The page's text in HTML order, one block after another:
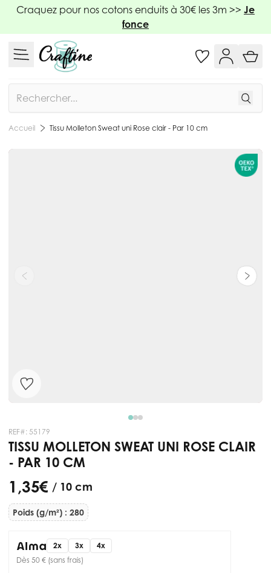
Allez au contenu
Craquez pour nos cotons enduits à 30€ les 3m >> Je
fonce
Accueil Tissu Molleton Sweat uni Rose clair - Par 10 cm
REF#: 55179
TISSU MOLLETON SWEAT UNI ROSE CLAIR
- PAR 10 CM
1,35 € / 10 cm
Poids (g/m²) : 280
2x 3x
4x
Dès 50 € (sans frais)